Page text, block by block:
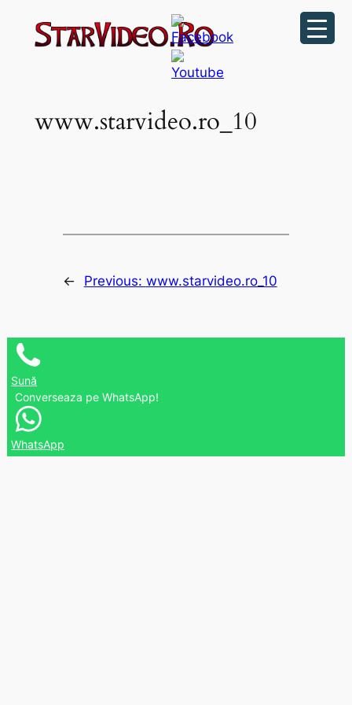
www.starvideo.ro_10
← Previous: www.starvideo.ro_10
Sună
Converseaza pe WhatsApp!
WhatsApp